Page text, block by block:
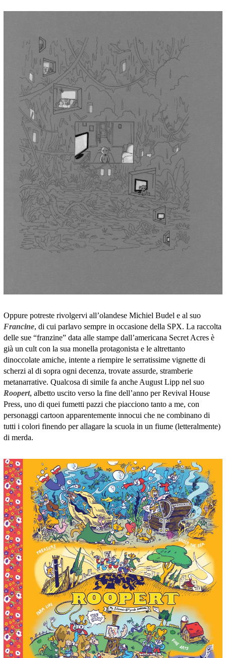
Oppure potreste rivolgervi all’olandese Michiel Budel e al suo
Francine, di cui parlavo sempre in occasione della SPX. La raccolta
delle sue “franzine” data alle stampe dall’americana Secret Acres è
già un cult con la sua monella protagonista e le altrettanto
dinoccolate amiche, intente a riempire le serratissime vignette di
scherzi al di sopra ogni decenza, trovate assurde, stramberie
metanarrative. Qualcosa di simile fa anche August Lipp nel suo
Roopert, albetto uscito verso la fine dell’anno per Revival House
Press, uno di quei fumetti pazzi che piacciono tanto a me, con
personaggi cartoon apparentemente innocui che ne combinano di
tutti i colori finendo per allagare la scuola in un fiume (letteralmente)
di merda.